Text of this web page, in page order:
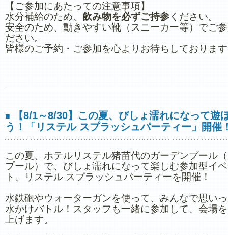
【ご参加にあたっての注意事項】
水分補給のため、 飲み物を必ずご持参 ください。
安全のため、動きやすい靴（スニーカー等）でご
ださい。
皆様のご予約・ご参加を心よりお待ちしておりま
■
【8/1～8/30】この夏、びしょ濡れになって遊
う！「リステル スプラッシュパーティー」開催
この夏、ホテルリステル猪苗代のガーデンプール
プール）で、びしょ濡れになって楽しむ参加型イ
ト、リステル スプラッシュパーティーを開催！
水鉄砲やウォーターガンを使って、みんなで思い
水かけバトル！スタッフも一緒に参加して、会場
上げます。